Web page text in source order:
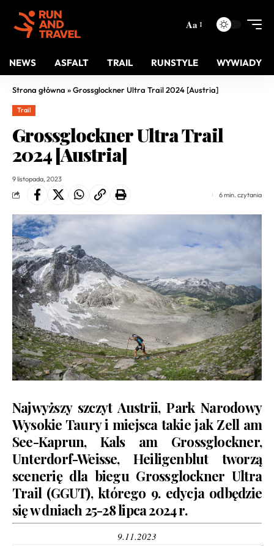
Aa
NEWS ASFALT TRAIL RUNSTYLE WYWIADY
Strona główna »Grossglockner Ultra Trail 2024 [Austria]
Trail
Grossglockner Ultra Trail
2024 [Austria]
9 listopada, 2023
6 min. czytania
Najwyższy szczyt Austrii, Park Narodowy
Wysokie Taury i miejsca takie jak Zell am
See-Kaprun, Kals am Grossglockner,
Unterdorf-Weisse, Heiligenblut tworzą
scenerię dla biegu Grossglockner Ultra
Trail (GGUT), którego 9. edycja odbędzie
się w dniach 25-28 lipca 2024 r.
9.11.2023